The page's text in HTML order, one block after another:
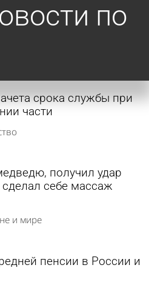
по
срока службы при
части
получил удар
себе массаж
и мире
пенсии в России и